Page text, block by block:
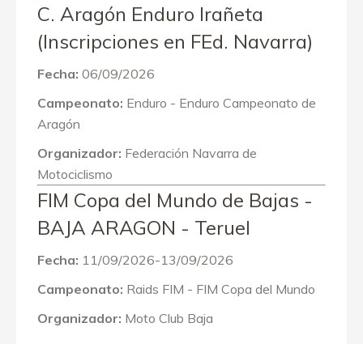
C. Aragón Enduro Irañeta
(Inscripciones en FEd. Navarra)
Fecha: 06/09/2026
Campeonato: Enduro - Enduro Campeonato de
Aragón
Organizador: Federación Navarra de
Motociclismo
FIM Copa del Mundo de Bajas -
BAJA ARAGON - Teruel
Fecha: 11/09/2026-13/09/2026
Campeonato: Raids FIM - FIM Copa del Mundo
Organizador: Moto Club Baja